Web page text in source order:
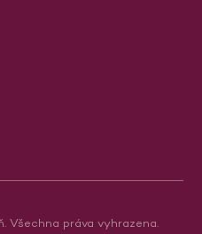
práva vyhrazena.